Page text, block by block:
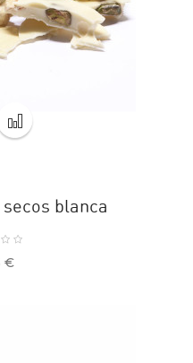
blanca
€